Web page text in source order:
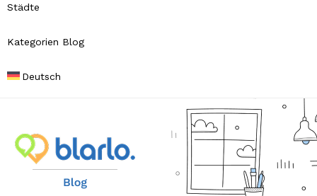
Städte
Kategorien Blog
Deutsch
B